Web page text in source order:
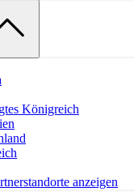
Königreich
anzeigen